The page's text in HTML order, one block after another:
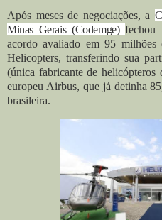
Após meses de negociações, a
Minas Gerais (Codemge)fechou
acordo avaliado em 95
Helicopters, transferindo sua
(única fabricante de
europeu Airbus, que já detinha
brasileira.